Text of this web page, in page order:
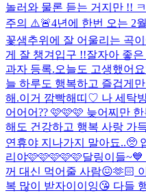
놀러와 물론 듣는 거지만 !!
주의 ⚠️🚨4년에 한번 오는 2
꽃샘추위에 잘 어울리는 곡
게 잘 챙겨입구 !!잘자아 좋
과자 등록.오늘도 고생했어
늘 하루도 행복하고 즐겁게
해.이거 깜빡해띠♡ 나 세탁
어어어?? 🩷🩷🩷 늦어찌만
해도 건강하고 행복 사랑 가
연휴야 지나가지 말아됴..🥺
리야🩷🩷🩷🩷🩷달링이들
꺼 대신 먹어줄 사람😖🫶🏻
복 많이 받자이이잉😘 다들